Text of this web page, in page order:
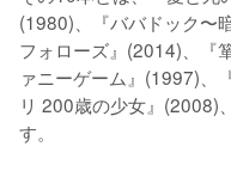
(1980)、『ババドック〜
フォローズ』(2014)、『
ァニーゲーム』(1997)、
リ 200歳の少女』(2008)
す。